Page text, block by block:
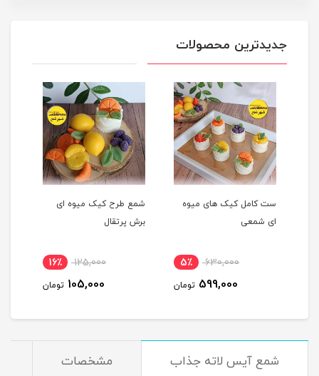
جدیدترین محصولات
ست کامل کیک های میوه
ای شمعی
630,000 5٪
599,000 تومان
شمع طرح کیک میوه ای
برش پرتقال
125,000 16٪
105,000 تومان
شمع آیس لاته جذاب مشخصات